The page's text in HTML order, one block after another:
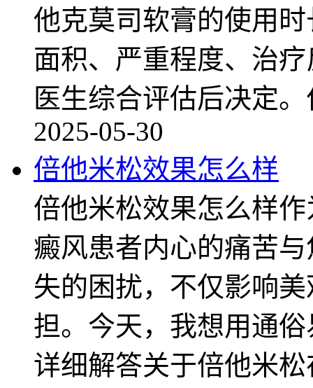
他克莫司软膏的使用
面积、严重程度、治
医生综合评估后决定
2025-05-30
倍他米松效果怎么样
倍他米松效果怎么样
癜风患者内心的痛苦
失的困扰，不仅影响
担。今天，我想用通
详细解答关于倍他米